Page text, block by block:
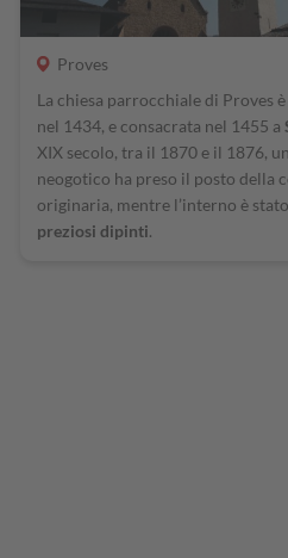
Proves
La chiesa parrocchiale di Proves
nel 1434, e consacrata nel 1455 a
XIX secolo, tra il 1870 e il 1876,
neogotico ha preso il posto della
originaria, mentre l’interno è
preziosi dipinti.